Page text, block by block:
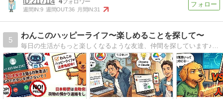
週間IN:9 週間OUT:36 月間IN:31
5
わんこのハッピーライフ〜楽しめることを探して〜